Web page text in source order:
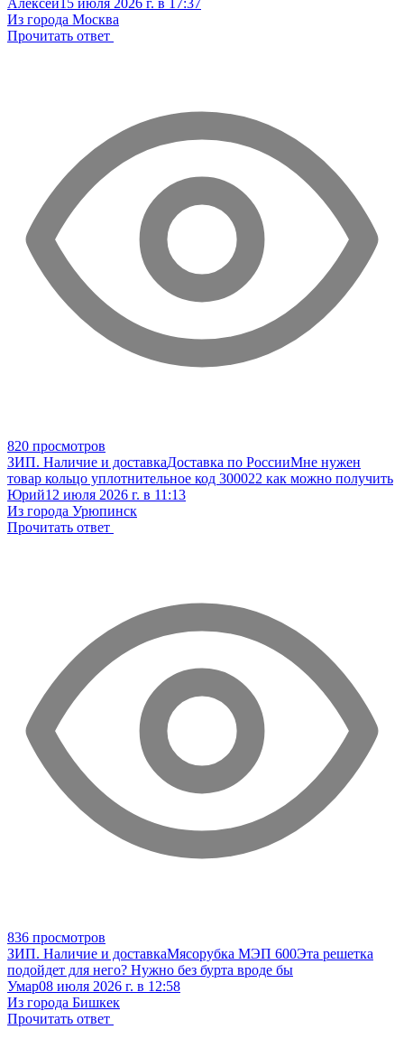
Из города Москва
Прочитать ответ
820 просмотров
ЗИП. Наличие и доставкаДоставка по РоссииМне нужен
товар кольцо уплотнительное код 300022 как можно получить
Юрий12 июля 2026 г. в 11:13
Из города Урюпинск
Прочитать ответ
836 просмотров
ЗИП. Наличие и доставкаМясорубка МЭП 600Эта решетка
подойдет для него? Нужно без бурта вроде бы
Умар08 июля 2026 г. в 12:58
Из города Бишкек
Прочитать ответ